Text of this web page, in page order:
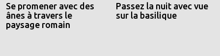
Se promener avec des
ânes à travers le
paysage romain
Passez la nuit avec vue
sur la basilique